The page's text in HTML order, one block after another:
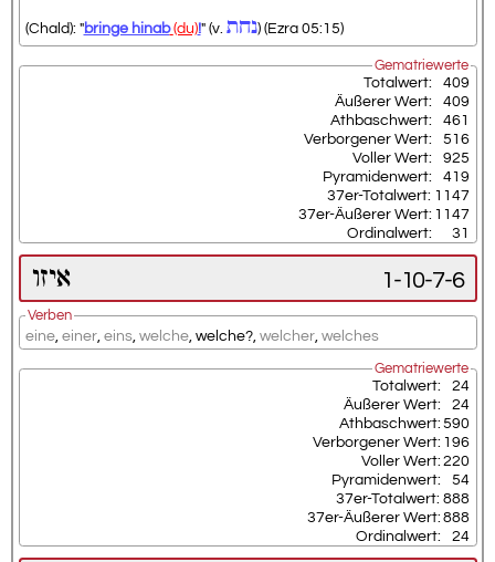
(Chald): "bringe hinab (du)!" (v. נחת) (Ezra 05:15)
Gematriewerte
Totalwert:
409
Äußerer Wert:
409
Athbaschwert:
461
Verborgener Wert:
516
Voller Wert:
925
Pyramidenwert:
419
37er-Totalwert: 1147
37er-Äußerer Wert: 1147
Ordinalwert:
31
איזו 1-10-7-6
Verben
eine, einer, eins, welche, welche?, welcher, welches
Gematriewerte
Totalwert:
24
Äußerer Wert:
24
Athbaschwert: 590
Verborgener Wert: 196
Voller Wert: 220
Pyramidenwert:
54
37er-Totalwert: 888
37er-Äußerer Wert: 888
Ordinalwert:
24